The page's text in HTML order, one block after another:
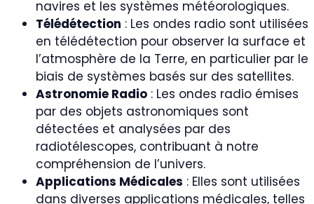
navires et les systèmes météorologiques.
Télédétection : Les ondes radio sont utilisées
en télédétection pour observer la surface et
l’atmosphère de la Terre, en particulier par le
biais de systèmes basés sur des satellites.
Astronomie Radio : Les ondes radio émises
par des objets astronomiques sont
détectées et analysées par des
radiotélescopes, contribuant à notre
compréhension de l’univers.
Applications Médicales : Elles sont utilisées
dans diverses applications médicales, telles